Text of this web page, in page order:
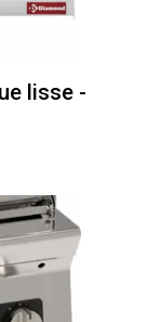
lisse -